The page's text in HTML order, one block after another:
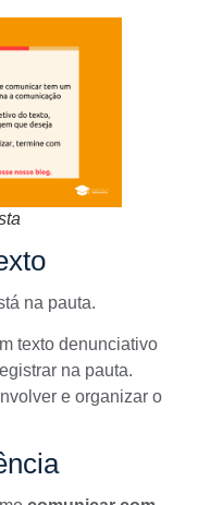
na pauta.
texto denunciativo
na pauta.
e organizar o